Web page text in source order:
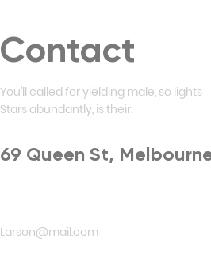
Contact
You'll called for yielding male, so lights
Stars abundantly, is their.
69 Queen St,
Larson@mail.com